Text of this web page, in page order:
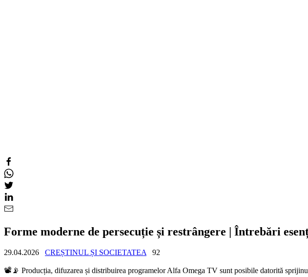
Forme moderne de persecuție și restrângere | Întrebări
29.04.2026 CREȘTINUL ȘI SOCIETATEA 92
📽️📡 Producția, difuzarea și distribuirea programelor Alfa Omega TV sunt posibile datorită